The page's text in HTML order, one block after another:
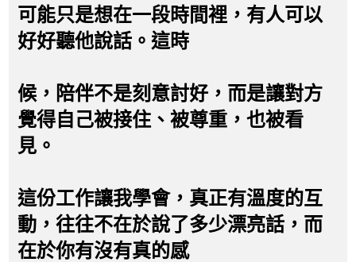
可能只是想在一段時間裡，有人可以
好好聽他說話。這時
候，陪伴不是刻意討好，而是讓對方
覺得自己被接住、被尊重，也被看
見。
這份工作讓我學會，真正有溫度的互
動，往往不在於說了多少漂亮話，而
在於你有沒有真的感